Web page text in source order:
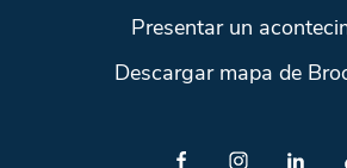
Presentar un
Descargar mapa de